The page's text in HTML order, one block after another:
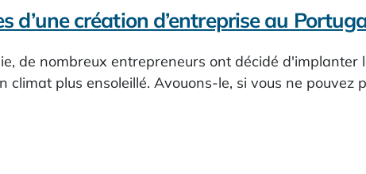
d’une création d’entreprise au
de nombreux entrepreneurs ont décidé d'implanter
climat plus ensoleillé. Avouons-le, si vous ne pouvez